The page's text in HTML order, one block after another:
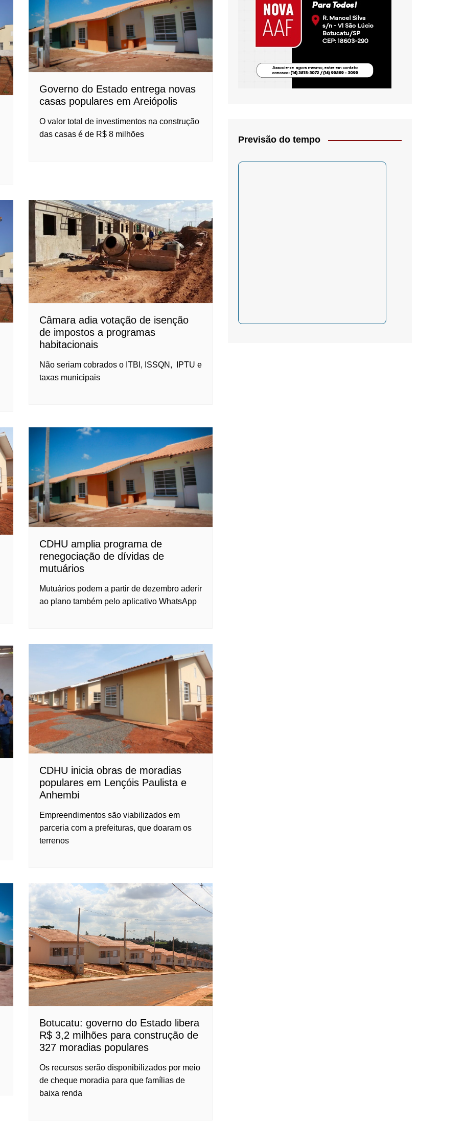
Oscar D’Ambrosio- Crítica
de cinema
Coluna Jurídica
Chico Villela
Daniel Carvalho
Érick Facioli
Valdemar Pinho
Governo do Estado entrega novas
casas populares em Areiópolis
O valor total de investimentos na construção
das casas é de R$ 8 milhões
Câmara adia votação de isenção
de impostos a programas
habitacionais
Não seriam cobrados o ITBI, ISSQN, IPTU e
taxas municipais
CDHU amplia programa de
renegociação de dívidas de
mutuários
Mutuários podem a partir de dezembro aderir
ao plano também pelo aplicativo WhatsApp
CDHU inicia obras de moradias
populares em Lençóis Paulista e
Anhembi
Empreendimentos são viabilizados em
parceria com a prefeituras, que doaram os
terrenos
Botucatu: governo do Estado libera
R$ 3,2 milhões para construção de
327 moradias populares
Os recursos serão disponibilizados por meio
de cheque moradia para que famílias de
baixa renda
Previsão do tempo